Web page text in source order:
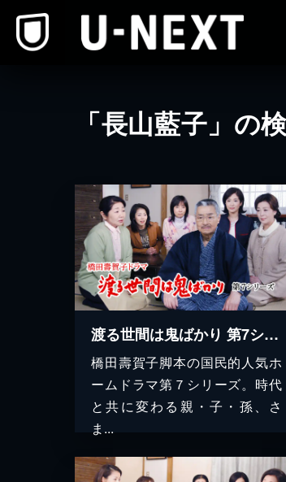
「長山藍子」の
渡る世間は鬼ばかり 第7シリーズ(橋田壽賀子ドラマ)
橋田壽賀子脚本の国民的人気ホ
ームドラマ第７シリーズ。時代
と共に変わる親・子・孫、さ
ま...